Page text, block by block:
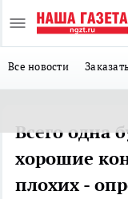
Все новости
Всего одна
хорошие
плохих -